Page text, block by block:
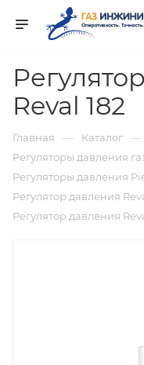
Reval 182
Главная — Каталог —
Регуляторы давления
Регуляторы давления
Регулятор давления
Регулятор давления